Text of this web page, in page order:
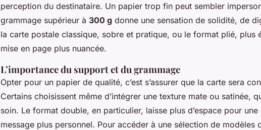
perception du destinataire. Un papier trop fin peut sembler
grammage supérieur à 300 g donne une sensation de solidité, de
la carte postale classique, sobre et pratique, ou le format plié, plus
mise en page plus nuancée.
L’importance du support et du grammage
Opter pour un papier de qualité, c’est s’assurer que la carte sera
Certains choisissent même d’intégrer une texture mate ou satinée,
soin. Le format double, en particulier, laisse plus d’espace pour
message plus personnel. Pour accéder à une sélection de modèles